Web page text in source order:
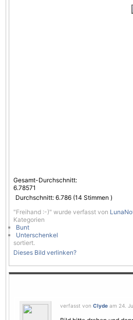
Gesamt-Durchschnitt:
6.78571
Durchschnitt: 6.786 (14 Stimmen )
"Freihand :-)" wurde verfasst von
Kategorien
Bunt
Unterschenkel
sortiert.
Dieses Bild verlinken?
verfasst von Clyde am 24.